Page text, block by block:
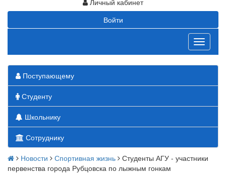
Личный кабинет
Войти
Toggle
Поступающему
Студенту
Школьнику
Сотруднику
Новости Спортивная жизнь
Студенты АГУ - участники
первенства города Рубцовска по лыжным гонкам